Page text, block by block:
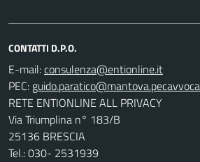
CONTATTI D.P.O.
E-mail:
PEC:
RETE ENTIONLINE ALL PRIVACY
Via Triumplina n° 183/B
25136 BRESCIA
Tel.: 030- 2531939